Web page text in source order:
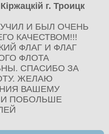
г. Троицк
И БЫЛ ОЧЕНЬ
КАЧЕСТВОМ!!!
ФЛАГ И ФЛАГ
ФЛОТА
СПАСИБО ЗА
ЖЕЛАЮ
ВАШЕМУ
И ПОБОЛЬШЕ